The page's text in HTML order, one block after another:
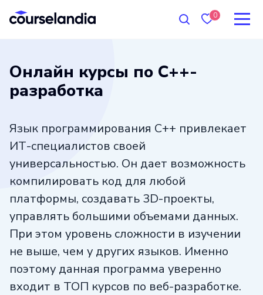
0
Онлайн курсы по С++-
разработка
Язык программирования С++ привлекает
ИТ-специалистов своей
универсальностью. Он дает возможность
компилировать код для любой
платформы, создавать 3D-проекты,
управлять большими объемами данных.
При этом уровень сложности в изучении
не выше, чем у других языков. Именно
поэтому данная программа уверенно
входит в ТОП курсов по веб-разработке.